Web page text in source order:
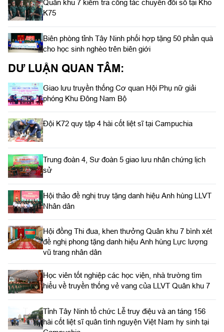
Quân khu 7 kiểm tra công tác chuyển đổi số tại Kho
K75
Biên phòng tỉnh Tây Ninh phối hợp tặng 50 phần quà
cho học sinh nghèo trên biên giới
DƯ LUẬN QUAN TÂM:
Giao lưu truyền thống Cơ quan Hội Phụ nữ giải
phóng Khu Đông Nam Bộ
Đội K72 quy tập 4 hài cốt liệt sĩ tại Campuchia
Trung đoàn 4, Sư đoàn 5 giao lưu nhân chứng lịch
sử
Hội thảo đề nghị truy tặng danh hiệu Anh hùng LLVT
Nhân dân
Hội đồng Thi đua, khen thưởng Quân khu 7 bình xét
đề nghị phong tặng danh hiệu Anh hùng Lực lượng
vũ trang nhân dân
Học viên tốt nghiệp các học viện, nhà trường tìm
hiểu về truyền thống vẻ vang của LLVT Quân khu 7
​Tỉnh Tây Ninh tổ chức Lễ truy điệu và an táng 156
hài cốt liệt sĩ quân tình nguyện Việt Nam hy sinh tại